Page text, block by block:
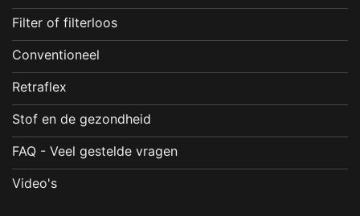
Filter of filterloos
Conventioneel
Retraflex
Stof en de gezondheid
FAQ - Veel gestelde vragen
Video's